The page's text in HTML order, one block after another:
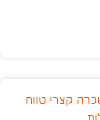
קצרי טווח